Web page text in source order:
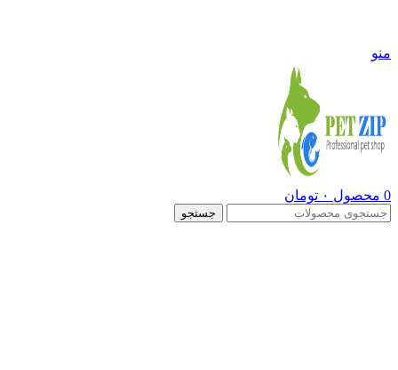
منو
0 محصول ۰ تومان
جستجو